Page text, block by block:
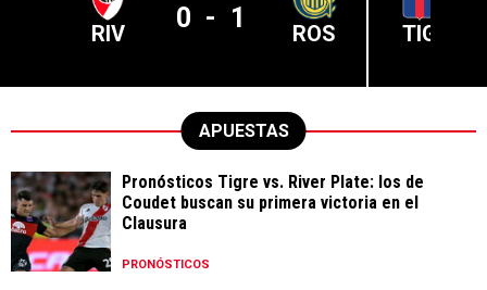
RIV 0 - 1 ROS TIG
APUESTAS
Pronósticos Tigre vs. River Plate: los de
Coudet buscan su primera victoria en el
Clausura
PRONÓSTICOS